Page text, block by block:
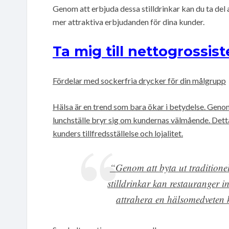
Genom att erbjuda dessa stilldrinkar kan du ta
mer attraktiva erbjudanden för dina kunder.
Ta mig till
Fördelar med sockerfria drycker för din målgrupp
Hälsa är en trend som bara ökar i betydelse.
lunchställe bryr sig om kundernas välmående.
kunders tillfredsställelse och lojalitet.
“Genom att byta ut
stilldrinkar kan restauranger
attrahera en